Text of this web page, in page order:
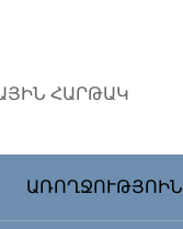
ՀԱՐԹԱԿ
ԱՌՈՂՋՈՒԹՅՈԻՆ